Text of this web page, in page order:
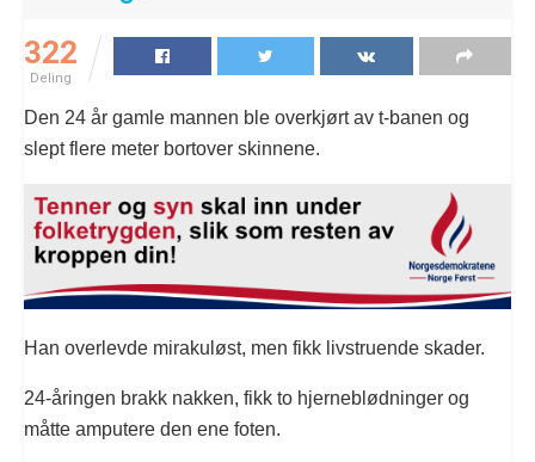
322
Deling
Den 24 år gamle mannen ble overkjørt av t-banen og
slept flere meter bortover skinnene.
Han overlevde mirakuløst, men fikk livstruende skader.
24-åringen brakk nakken, fikk to hjerneblødninger og
måtte amputere den ene foten.